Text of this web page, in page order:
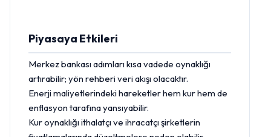
Piyasaya Etkileri
Merkez bankasıadımları kısa vadede oynaklığı
artırabilir; yön rehberi veri akışı olacaktır.
Enerji maliyetlerindeki hareketler hem kur hem de
enflasyon tarafına yansıyabilir.
Kur oynaklığı ithalatçı ve ihracatçı şirketlerin